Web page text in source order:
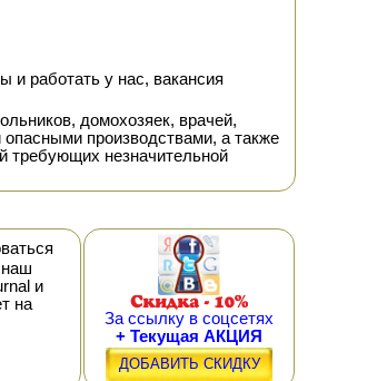
и работать у нас, вакансия
домохозяек, врачей,
производствами, а также
требующих незначительной
наш
и
на
За ссылку в соцсетях
+ Текущая АКЦИЯ
ДОБАВИТЬ СКИДКУ